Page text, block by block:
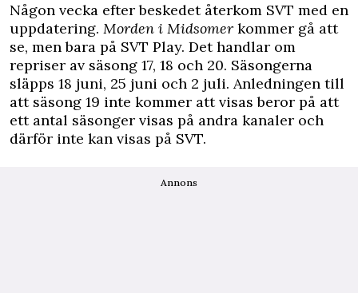
Någon vecka efter beskedet återkom SVT med en
uppdatering. Morden i Midsomer kommer gå att
se, men bara på SVT Play. Det handlar om
repriser av säsong 17, 18 och 20. Säsongerna
släpps 18 juni, 25 juni och 2 juli. Anledningen till
att säsong 19 inte kommer att visas beror på att
ett antal säsonger visas på andra kanaler och
därför inte kan visas på SVT.
Annons